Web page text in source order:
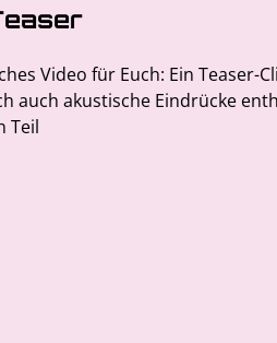
Video für Euch: Ein Teaser-
auch akustische Eindrücke
Teil